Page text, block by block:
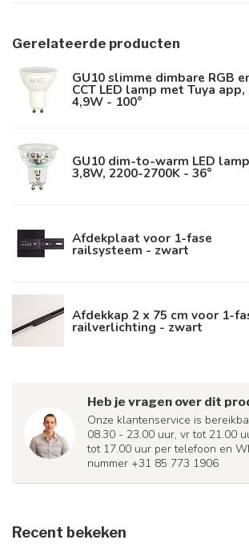
Gerelateerde producten
GU10 slimme dimbare RGB
CCT LED lamp met Tuya app,
4,9W - 100°
GU10 dim-to-warm LED lamp
3,8W, 2200-2700K - 36°
Afdekplaat voor 1-fase
railsysteem - zwart
Afdekkap 2 x 75 cm voor 1-
railverlichting - zwart
Heb je vragen over dit
Onze klantenservice is
08.30 - 23.00 uur, vr tot 21.00
tot 17.00 uur per telefoon en
nummer +31 85 773 1906
Recent bekeken